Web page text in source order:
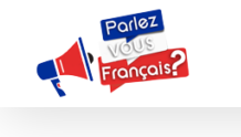
contenu